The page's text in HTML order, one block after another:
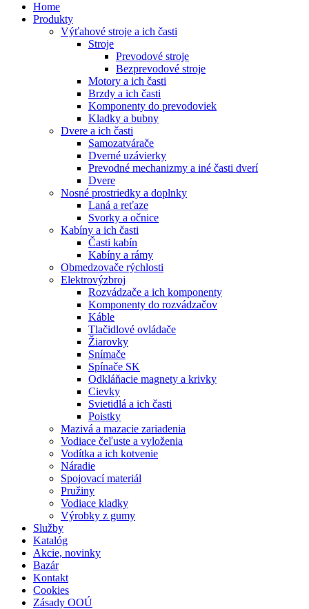
Home
Produkty
Výťahové stroje a ich časti
Stroje
Prevodové stroje
Bezprevodové stroje
Motory a ich časti
Brzdy a ich časti
Komponenty do prevodoviek
Kladky a bubny
Dvere a ich časti
Samozatvárače
Dverné uzávierky
Prevodné mechanizmy a iné časti dverí
Dvere
Nosné prostriedky a doplnky
Laná a reťaze
Svorky a očnice
Kabíny a ich časti
Časti kabín
Kabíny a rámy
Obmedzovače rýchlosti
Elektrovýzbroj
Rozvádzače a ich komponenty
Komponenty do rozvádzačov
Káble
Tlačidlové ovládače
Žiarovky
Snímače
Spínače SK
Odkláňacie magnety a krivky
Cievky
Svietidlá a ich časti
Poistky
Mazivá a mazacie zariadenia
Vodiace čeľuste a vyloženia
Vodítka a ich kotvenie
Náradie
Spojovací materiál
Pružiny
Vodiace kladky
Výrobky z gumy
Služby
Katalóg
Akcie, novinky
Bazár
Kontakt
Cookies
Zásady OOÚ